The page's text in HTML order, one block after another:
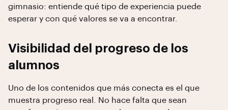
gimnasio: entiende qué tipo de experiencia puede
esperar y con qué valores se va a encontrar.
Visibilidad del progreso de los
alumnos
Uno de los contenidos que más conecta es el que
muestra progreso real. No hace falta que sean